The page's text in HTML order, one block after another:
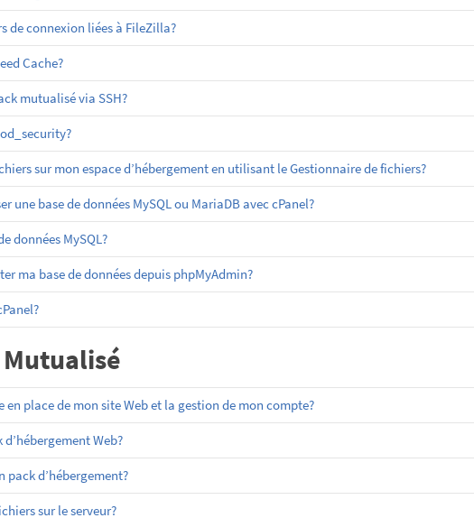
de connexion liées à FileZilla?
Cache?
mutualisé via SSH?
sur mon espace d’hébergement en utilisant le Gestionnaire de fichiers?
une base de données MySQL ou MariaDB avec cPanel?
données MySQL?
ma base de données depuis phpMyAdmin?
en place de mon site Web et la gestion de mon compte?
Web?
d’hébergement?
sur le serveur?